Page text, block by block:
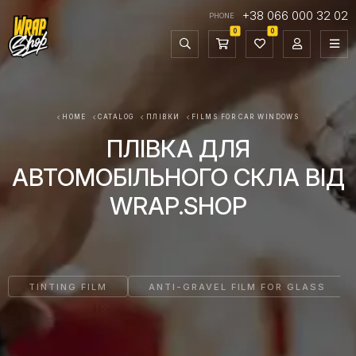
PHONE +38 066 000 32 02
0 0
HOME CATALOG ПЛІВКИ FILMS FOR CAR WINDOWS
ПЛІВКА ДЛЯ
АВТОМОБІЛЬНОГО СКЛА ВІД
WRAP.SHOP
TINTING FILM ANTI-GRAVEL FILM FOR GLASS